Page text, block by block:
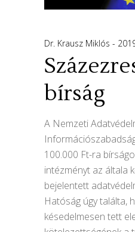
Dr. Krausz Miklós
bírság
A Nemzeti
100.000 Ft-ra
intézményt az általa
bejelentett
Hatóság úgy találta,
késedelmesen tett